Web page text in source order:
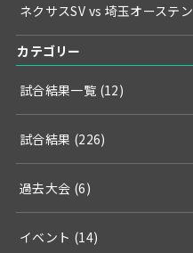
ネクサスSV vs 埼玉オーステン
カテゴリー
試合結果一覧 (12)
試合結果 (226)
過去大会 (6)
イベント (14)